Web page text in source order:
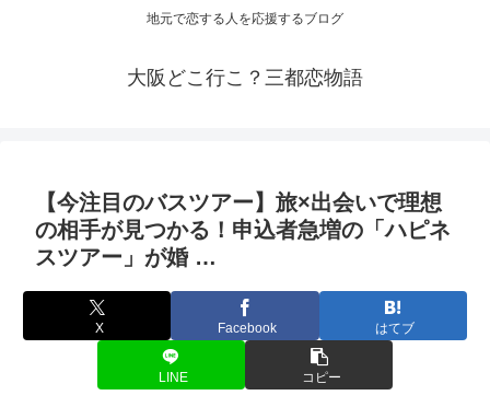
地元で恋する人を応援するブログ
大阪どこ行こ？三都恋物語
【今注目のバスツアー】旅×出会いで理想
の相手が見つかる！申込者急増の「ハピネ
スツアー」が婚 …
X Facebook はてブ
LINE コピー